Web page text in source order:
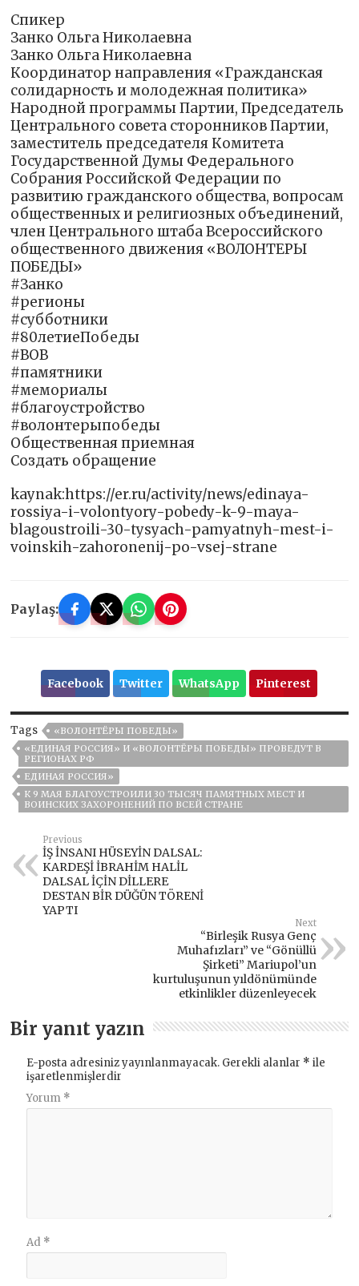
Спикер
Занко Ольга Николаевна
Занко Ольга Николаевна
Координатор направления «Гражданская
солидарность и молодежная политика»
Народной программы Партии, Председатель
Центрального совета сторонников Партии,
заместитель председателя Комитета
Государственной Думы Федерального
Собрания Российской Федерации по
развитию гражданского общества, вопросам
общественных и религиозных объединений,
член Центрального штаба Всероссийского
общественного движения «ВОЛОНТЕРЫ
ПОБЕДЫ»
#Занко
#регионы
#субботники
#80летиеПобеды
#ВОВ
#памятники
#мемориалы
#благоустройство
#волонтерыпобеды
Общественная приемная
Создать обращение
kaynak:https://er.ru/activity/news/edinaya-
rossiya-i-volontyory-pobedy-k-9-maya-
blagoustroili-30-tysyach-pamyatnyh-mest-i-
voinskih-zahoronenij-po-vsej-strane
Paylaş:
Facebook Twitter WhatsApp Pinterest
Tags
«ВОЛОНТЁРЫ ПОБЕДЫ»
«ЕДИНАЯ РОССИЯ» И «ВОЛОНТЁРЫ ПОБЕДЫ» ПРОВЕДУТ В
РЕГИОНАХ РФ
ЕДИНАЯ РОССИЯ»
К 9 МАЯ БЛАГОУСТРОИЛИ 30 ТЫСЯЧ ПАМЯТНЫХ МЕСТ И
ВОИНСКИХ ЗАХОРОНЕНИЙ ПО ВСЕЙ СТРАНЕ
Previous
İŞ İNSANI HÜSEYİN DALSAL:
KARDEŞİ İBRAHİM HALİL
DALSAL İÇİN DİLLERE
DESTAN BİR DÜĞÜN TÖRENİ
YAPTI
Next
“Birleşik Rusya Genç
Muhafızları” ve “Gönüllü
Şirketi” Mariupol’un
kurtuluşunun yıldönümünde
etkinlikler düzenleyecek
Bir yanıt yazın
E-posta adresiniz yayınlanmayacak. Gerekli alanlar * ile
işaretlenmişlerdir
Yorum *
Ad *